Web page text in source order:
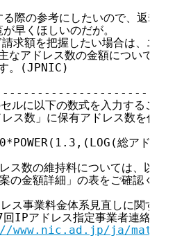
際の参考にしたいので、返却後の
早くほしいのだが。
求額を把握したい場合は、エクセ
アドレス数の金額については、今
。(JPNIC)
に以下の数式を入力することで、
ス数」に保有アドレス数を代入し
総アドレス
ス数の維持料については、以下の
の金額詳細」の表をご確認ください
事業料金体系見直しに関する検討
IPアドレス指定事業者連絡会 発
www.nic.ad.jp/ja/